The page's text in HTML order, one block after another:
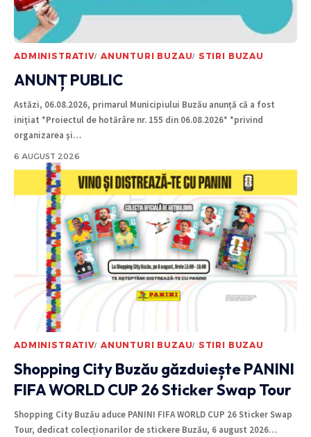
ADMINISTRATIV ANUNTURI BUZAU STIRI BUZAU
ANUNȚ PUBLIC
Astăzi, 06.08.2026, primarul Municipiului Buzău anunță că a fost
inițiat *Proiectul de hotărâre nr. 155 din 06.08.2026* *privind
organizarea şi…
6 AUGUST 2026
ADMINISTRATIV ANUNTURI BUZAU STIRI BUZAU
Shopping City Buzău găzduiește PANINI
FIFA WORLD CUP 26 Sticker Swap Tour
Shopping City Buzău aduce PANINI FIFA WORLD CUP 26 Sticker Swap
Tour, dedicat colecționarilor de stickere Buzău, 6 august 2026…